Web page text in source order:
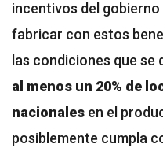
incentivos del
fabricar con estos
las condiciones que se
al menos un 20% de
nacionales en el
posiblemente cumpla